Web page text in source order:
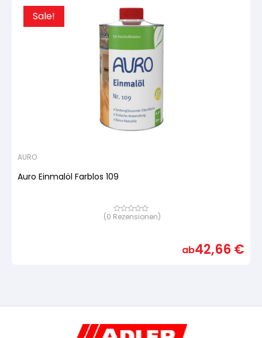
Sale!
AURO
Auro Einmalöl Farblos 109
Bewertet
(0 Rezensionen)
ab42,66€